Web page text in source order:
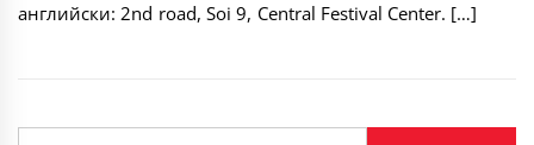
английски: 2nd road, Soi 9, Central Festival Center. […]